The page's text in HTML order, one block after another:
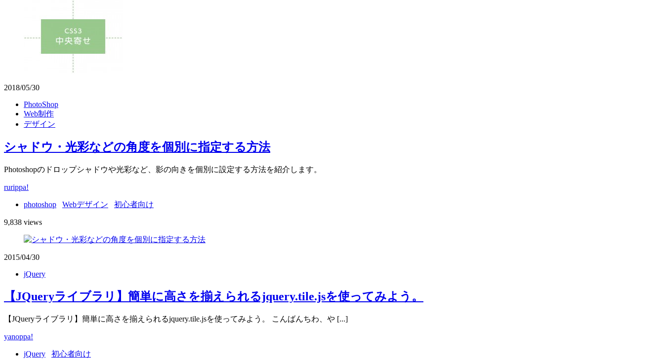
2018/05/30
PhotoShop
Web制作
デザイン
シャドウ・光彩などの角度を個別に指定する方法
Photoshopのドロップシャドウや光彩など、影の向きを個別に設定する方法を紹介します。
rurippa!
photoshop Webデザイン 初心者向け
9,838 views
2015/04/30
jQuery
【JQueryライブラリ】簡単に高さを揃えられるjquery.tile.jsを使ってみよう。
【JQueryライブラリ】簡単に高さを揃えられるjquery.tile.jsを使ってみよう。 こんばんちわ、や [...]
yanoppa!
jQuery 初心者向け